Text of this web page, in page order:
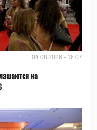
04.08.2026 - 16:07
на